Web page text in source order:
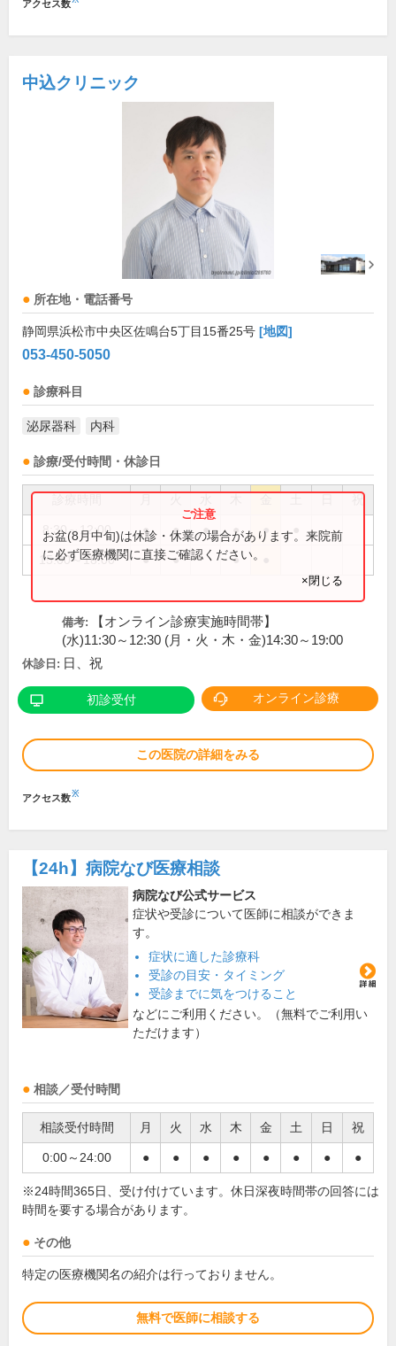
アクセス数
中込クリニック
所在地・電話番号
静岡県浜松市中央区佐鳴台5丁目15番25号 [地図]
053-450-5050
診療科目
泌尿器科 内科
診療/受付時間・休診日
祝
8:30～12:00 ● ● ● ● ●
15:00～18:00 ● ● ●
お盆(8月中旬)は休診・休業の場合があります。来院前
に必ず医療機関に直接ご確認ください。
×閉じる
備考:
【オンライン診療実施時間帯】
(水)11:30～12:30 (月・火・木・金)14:30～19:00
休診日: 日、祝
初診受付 オンライン診療
この医院の詳細をみる
アクセス数※
【24h】 病院なび医療相談
病院なび公式サービス
症状や受診について医師に相談ができま
す。
症状に適した診療科
受診の目安・タイミング
受診までに気をつけること
などにご利用ください。（無料でご利用い
ただけます）
相談／受付時間
相談受付時間 月 火 水 木 金 土 日 祝
0:00～24:00 ● ● ● ● ● ● ● ●
※24時間365日、受け付けています。休日深夜時間帯の回答には
時間を要する場合があります。
その他
特定の医療機関名の紹介は行っておりません。
無料で医師に相談する